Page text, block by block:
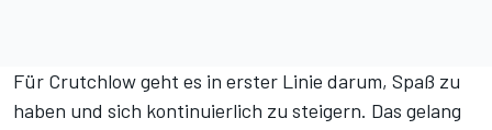
Für Crutchlow geht es in erster Linie darum, Spaß zu
haben und sich kontinuierlich zu steigern. Das gelang